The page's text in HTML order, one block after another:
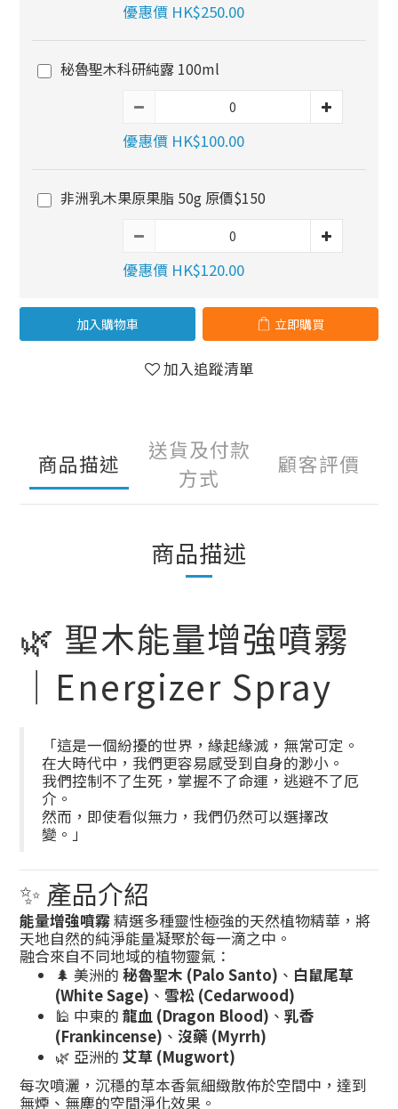
優惠價 HK$250.00
秘魯聖木科研純露 100ml
優惠價 HK$100.00
非洲乳木果原果脂 50g 原價$150
優惠價 HK$120.00
加入購物車 立即購買
加入追蹤清單
商品描述
送貨及付款
方式
顧客評價
商品描述
🌿 聖木能量增強噴霧
｜Energizer Spray
「這是一個紛擾的世界，緣起緣滅，無常可定。
在大時代中，我們更容易感受到自身的渺小。
我們控制不了生死，掌握不了命運，逃避不了厄
介。
然而，即使看似無力，我們仍然可以選擇改
變。」
✨ 產品介紹
能量增強噴霧精選多種靈性極強的天然植物精華，將
天地自然的純淨能量凝聚於每一滴之中。
融合來自不同地域的植物靈氣：
🌲 美洲的 秘魯聖木 (Palo Santo) 、 白鼠尾草
(White Sage) 、 雪松 (Cedarwood)
🕌 中東的 龍血 (Dragon Blood) 、 乳香
(Frankincense) 、 沒藥 (Myrrh)
🌿 亞洲的 艾草 (Mugwort)
每次噴灑，沉穩的草本香氣細緻散佈於空間中，達到
無煙、無塵的空間淨化效果。